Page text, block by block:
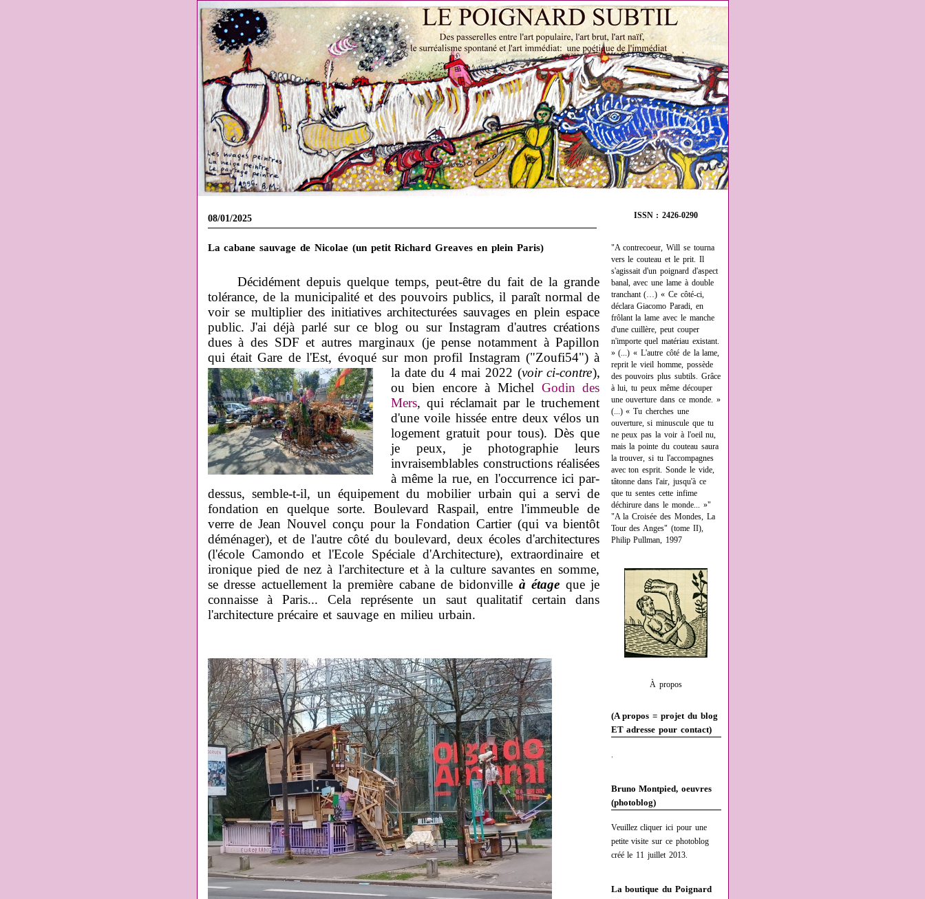
ISSN : 2426-0290
"A contrecoeur, Will se tourna
vers le couteau et le prit. Il
s'agissait d'un poignard d'aspect
banal, avec une lame à double
tranchant (…) « Ce côté-ci,
déclara Giacomo Paradi, en
frôlant la lame avec le manche
d'une cuillère, peut couper
n'importe quel matériau existant.
» (...) « L'autre côté de la lame,
reprit le vieil homme, possède
des pouvoirs plus subtils. Grâce
à lui, tu peux même découper
une ouverture dans ce monde. »
(...) « Tu cherches une
ouverture, si minuscule que tu
ne peux pas la voir à l'oeil nu,
mais la pointe du couteau saura
la trouver, si tu l'accompagnes
avec ton esprit. Sonde le vide,
tâtonne dans l'air, jusqu'à ce
que tu sentes cette infime
déchirure dans le monde... »"
"A la Croisée des Mondes, La
Tour des Anges" (tome II),
Philip Pullman, 1997
À propos
(A propos = projet du blog
ET adresse pour contact)
.
Bruno Montpied, oeuvres
(photoblog)
Veuillez cliquer ici pour une
petite visite sur ce photoblog
créé le 11 juillet 2013.
La boutique du Poignard
08/01/2025
La cabane sauvage de Nicolae (un petit Richard Greaves en plein Paris)
Décidément depuis quelque temps, peut-être du fait de la grande
tolérance, de la municipalité et des pouvoirs publics, il paraît normal de
voir se multiplier des initiatives architecturées sauvages en plein espace
public. J'ai déjà parlé sur ce blog ou sur Instagram d'autres créations
dues à des SDF et autres marginaux (je pense notamment à Papillon
qui était Gare de l'Est, évoqué sur mon profil Instagram ("Zoufi54") à
la date du 4 mai 2022 (voir ci-contre),
ou bien encore à Michel Godin des
Mers, qui réclamait par le truchement
d'une voile hissée entre deux vélos un
logement gratuit pour tous). Dès que
je peux, je photographie leurs
invraisemblables constructions réalisées
à même la rue, en l'occurrence ici par-
dessus, semble-t-il, un équipement du mobilier urbain qui a servi de
fondation en quelque sorte. Boulevard Raspail, entre l'immeuble de
verre de Jean Nouvel conçu pour la Fondation Cartier (qui va bientôt
déménager), et de l'autre côté du boulevard, deux écoles d'architectures
(l'école Camondo et l'Ecole Spéciale d'Architecture), extraordinaire et
ironique pied de nez à l'architecture et à la culture savantes en somme,
se dresse actuellement la première cabane de bidonville à étage que je
connaisse à Paris... Cela représente un saut qualitatif certain dans
l'architecture précaire et sauvage en milieu urbain.